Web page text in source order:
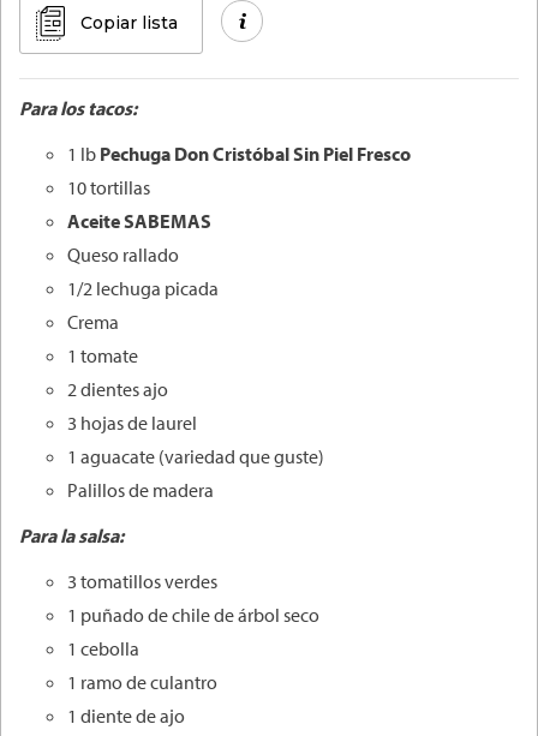
Copiar lista
Para los tacos:
1 lb Pechuga Don Cristóbal Sin Piel Fresco
10 tortillas
Aceite SABEMAS
Queso rallado
1/2 lechuga picada
Crema
1 tomate
2 dientes ajo
3 hojas de laurel
1 aguacate (variedad que guste)
Palillos de madera
Para la salsa:
3 tomatillos verdes
1 puñado de chile de árbol seco
1 cebolla
1 ramo de culantro
1 diente de ajo